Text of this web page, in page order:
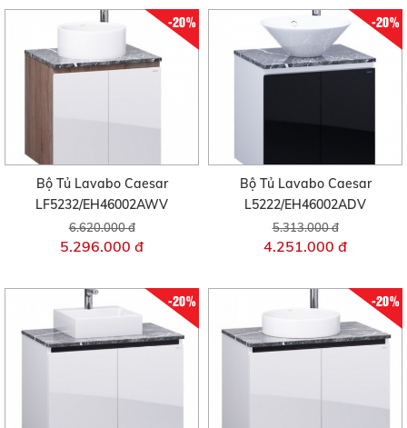
-20%
Bộ Tủ Lavabo Caesar
LF5232/EH46002AWV
6.620.000 đ
5.296.000 đ
-20%
Bộ Tủ Lavabo Caesar
L5222/EH46002ADV
5.313.000 đ
4.251.000 đ
-20% -20%